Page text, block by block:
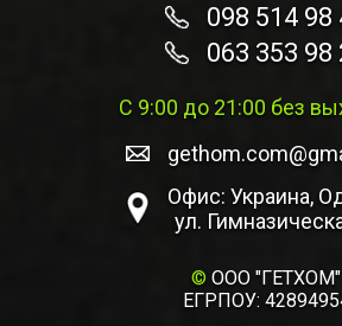
098 514 98
063 353 98
С 9:00 до 21:00 без
Офис: Украина,
ул.
© ООО "ГЕТХОМ"
ЕГРПОУ: